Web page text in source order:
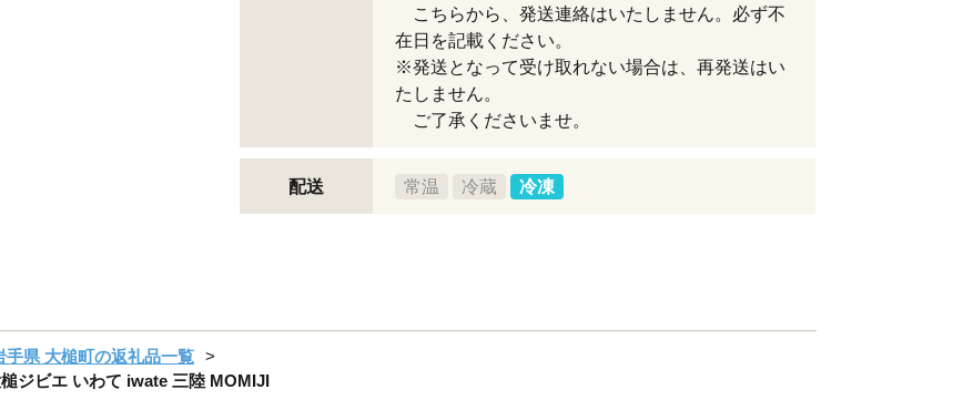
こちらから、発送連絡はいたしません。必ず不
在日を記載ください。
※発送となって受け取れない場合は、再発送はい
たしません。
ご了承くださいませ。
配送 常温 冷蔵 冷凍
手県 大槌町の返礼品一覧
ジビエ いわて iwate 三陸 MOMIJI